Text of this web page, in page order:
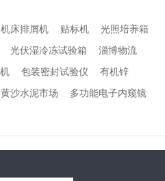
机床排屑机 贴标机
光照培养箱
光伏湿冷冻试验箱
淄博物流
包装密封试验仪
有机锌
黄沙水泥市场
多功能电子内窥镜